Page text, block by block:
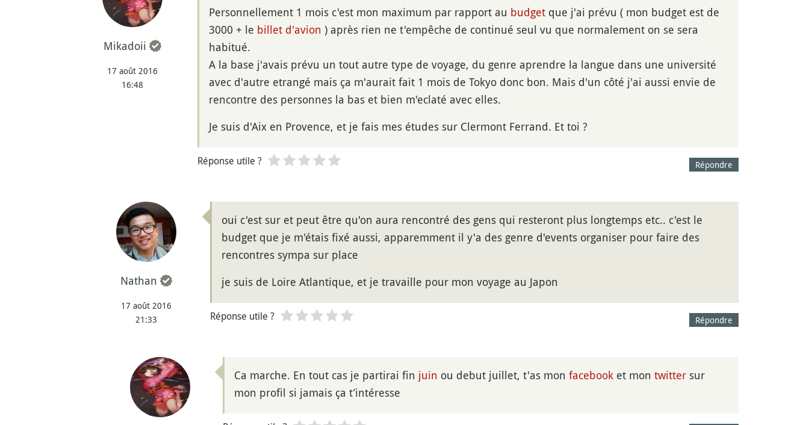
Mikadoii
17 août 2016
16:48
Personnellement 1 mois c'est mon maximum par rapport au budgetque j'ai prévu ( mon budget est de
3000 + le billet d'avion ) après rien ne t'empêche de continué seul vu que normalement on se sera
habitué.
A la base j'avais prévu un tout autre type de voyage, du genre aprendre la langue dans une université
avec d'autre etrangé mais ça m'aurait fait 1 mois de Tokyo donc bon. Mais d'un côté j'ai aussi envie de
rencontre des personnes la bas et bien m'eclaté avec elles.
Je suis d'Aix en Provence, et je fais mes études sur Clermont Ferrand. Et toi ?
Répondre
Réponse utile ?
Nathan
17 août 2016
21:33
oui c'est sur et peut être qu'on aura rencontré des gens qui resteront plus longtemps etc.. c'est le
budget que je m'étais fixé aussi, apparemment il y'a des genre d'events organiser pour faire des
rencontres sympa sur place
je suis de Loire Atlantique, et je travaille pour mon voyage au Japon
Répondre
Réponse utile ?
Ca marche. En tout cas je partirai fin juin ou debut juillet, t'as mon facebooket mon twittersur
mon profil si jamais ça t’intéresse